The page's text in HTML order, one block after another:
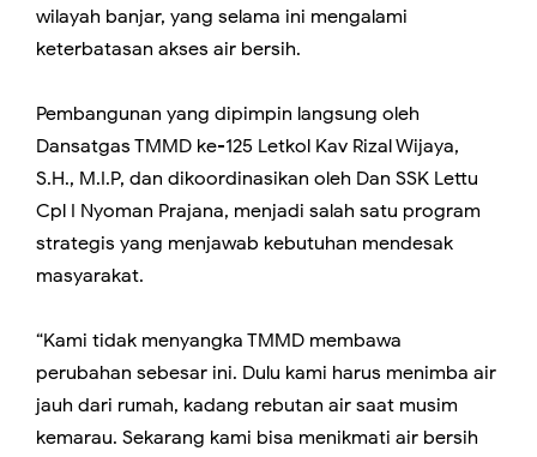
wilayah banjar, yang selama ini mengalami
keterbatasan akses air bersih.
Pembangunan yang dipimpin langsung oleh
Dansatgas TMMD ke-125 Letkol Kav Rizal Wijaya,
S.H., M.I.P, dan dikoordinasikan oleh Dan SSK Lettu
Cpl I Nyoman Prajana, menjadi salah satu program
strategis yang menjawab kebutuhan mendesak
masyarakat.
“Kami tidak menyangka TMMD membawa
perubahan sebesar ini. Dulu kami harus menimba air
jauh dari rumah, kadang rebutan air saat musim
kemarau. Sekarang kami bisa menikmati air bersih